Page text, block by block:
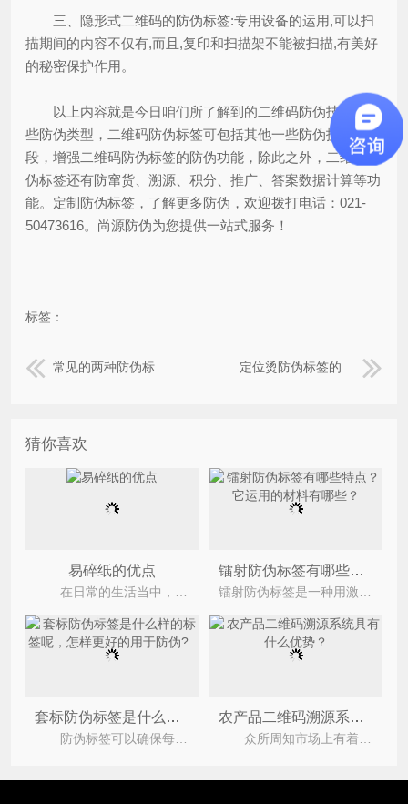
三、隐形式二维码的防伪标签:专用设备的运用,可以扫
描期间的内容不仅有,而且,复印和扫描架不能被扫描,有美好
的秘密保护作用。
以上内容就是今日咱们所了解到的二维码防伪技术有哪
些防伪类型，二维码防伪标签可包括其他一些防伪技术手
段，增强二维码防伪标签的防伪功能，除此之外，二维码防
伪标签还有防窜货、溯源、积分、推广、答案数据计算等功
能。定制防伪标签，了解更多防伪，欢迎拨打电话：021-
50473616。尚源防伪为您提供一站式服务！
标签：
常见的两种防伪标识防伪原理介绍 定位烫防伪标签的制作方法有哪些？
猜你喜欢
易碎纸的优点 镭射防伪标签有哪些特点？它运用的材料有哪些？
套标防伪标签是什么样的标签呢，怎样更好的用于防伪? 农产品二维码溯源系统具有什么优势？